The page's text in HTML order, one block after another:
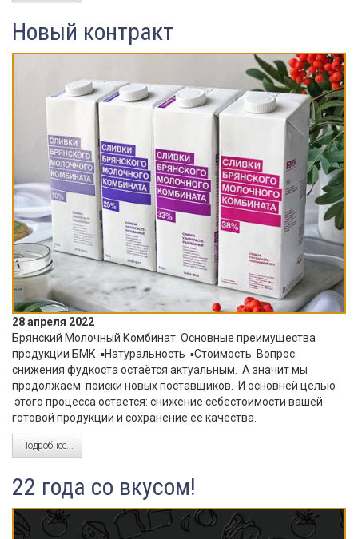
Новый контракт
28 апреля 2022
Брянский Молочный Комбинат. Основные преимущества
продукции БМК: ▪️Натуральность ▪️Стоимость. Вопрос
снижения фудкоста остаётся актуальным. А значит мы
продолжаем поиски новых поставщиков. И основней целью
этого процесса остается: снижение себестоимости вашей
готовой продукции и сохранение ее качества.
Подробнее...
22 года со вкусом!